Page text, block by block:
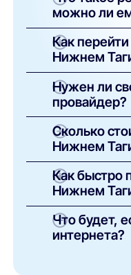
Нижнего
Затем
и качество
собраны в
можно ли
Это
не по
месяц
замерам и
Как
Нижнем
Обычный путь
подключение:
кабель, вы
закрываете
Нужен ли
провайдер?
(настроят за
мощность. На
разницы
Сколько
Нижнем
Стоимость
у одних и тех
соседних
цифру
Как быстро
Нижнем
От одного
наличие
заявке
Что будет,
интернета?